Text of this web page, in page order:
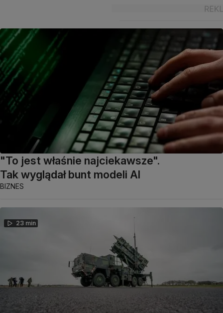
"To jest właśnie najciekawsze".
Tak wyglądał bunt modeli AI
BIZNES
23 min